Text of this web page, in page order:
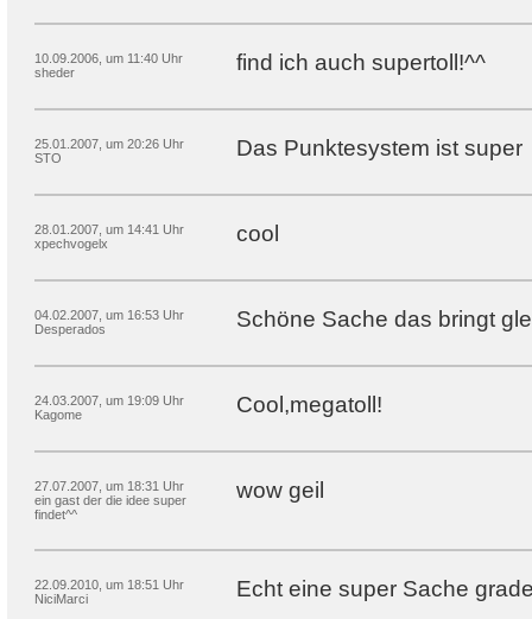
10.09.2006, um 11:40 Uhr
sheder
find ich auch supertoll!^^
25.01.2007, um 20:26 Uhr
STO
Das Punktesystem ist super
28.01.2007, um 14:41 Uhr
xpechvogelx
cool
04.02.2007, um 16:53 Uhr
Desperados
Schöne Sache das bringt
24.03.2007, um 19:09 Uhr
Kagome
Cool,megatoll!
27.07.2007, um 18:31 Uhr
ein gast der die idee super
findet^^
wow geil
22.09.2010, um 18:51 Uhr
NiciMarci
Echt eine super Sache